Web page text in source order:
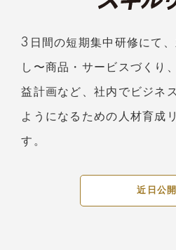
3日間の短期集中研修にて
し〜商品・サービスづくり
益計画など、社内でビジネ
ようになるための人材育成
す。
近日公開